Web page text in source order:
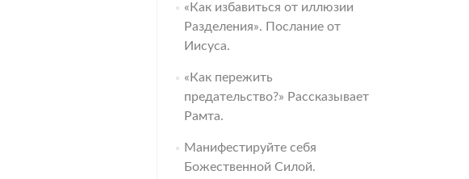
«Как избавиться от иллюзии
Разделения». Послание от
Иисуса.
«Как пережить
предательство?» Рассказывает
Рамта.
Манифестируйте себя
Божественной Силой.